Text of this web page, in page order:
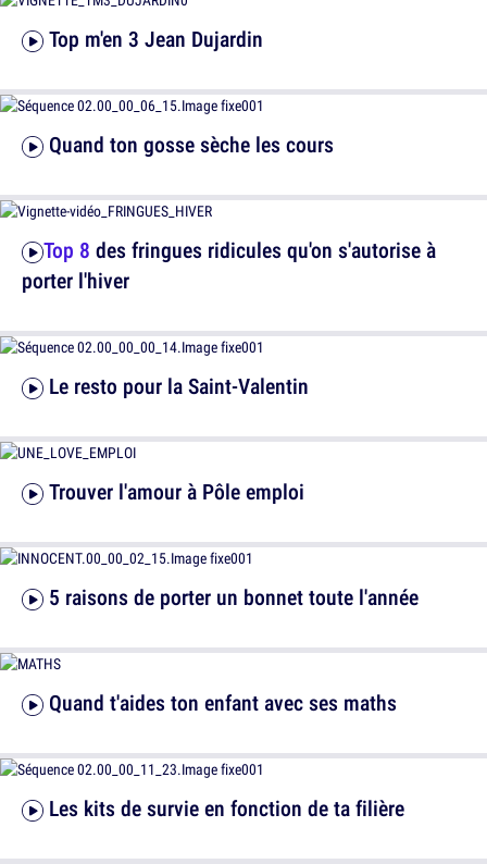
Top m'en 3 Jean Dujardin
Top 8 des fringues ridicules qu'on s'autorise à
porter l'hiver
5 raisons de porter un bonnet toute l'année
Les kits de survie en fonction de ta filière
Quand ton gosse sèche les cours
Le resto pour la Saint-Valentin
Trouver l'amour à Pôle emploi
Quand t'aides ton enfant avec ses maths